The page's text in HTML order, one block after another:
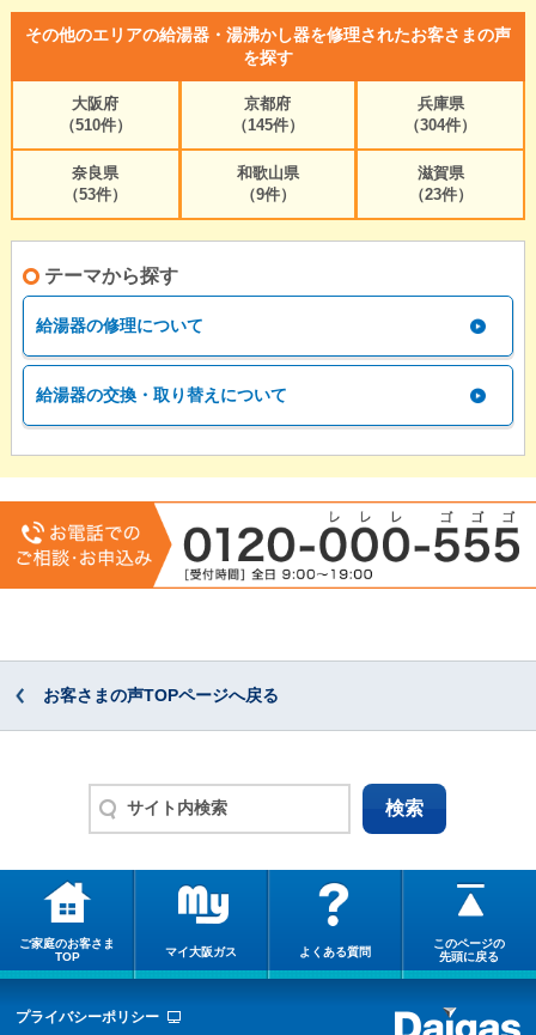
その他のエリアの給湯器・湯沸かし器を修理されたお客さまの声
を探す
大阪府
（510件）
京都府
（145件）
兵庫県
（304件）
奈良県
（53件）
和歌山県
（9件）
滋賀県
（23件）
テーマから探す
給湯器の修理について
給湯器の交換・取り替えについて
お客さまの声TOPページへ戻る
ご家庭のお客さま
TOP
マイ大阪ガス よくある質問
このページの
先頭に戻る
プライバシーポリシー